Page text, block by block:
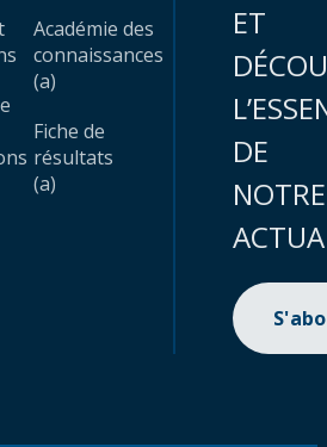
Académie des
connaissances
(a)
Fiche de
résultats
(a)
ET
DE
NOTRE